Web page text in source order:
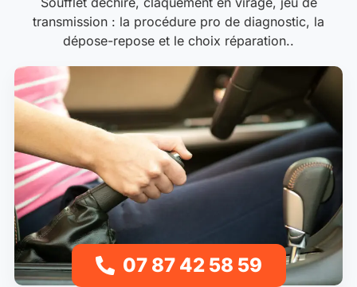
transmission : la procédure pro de diagnostic, la
dépose-repose et le choix réparation..
07 87 42 58 59